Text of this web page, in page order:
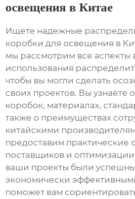
освещения в Китае
Ищете надежные
коробки для освещения в
мы рассмотрим все аспекты
использования
чтобы вы могли сделать
своих проектов. Вы узнаете
коробок, материалах,
также о преимуществах
китайскими
предоставим практические
поставщиков и
ваши проекты были
экономически
поможет вам